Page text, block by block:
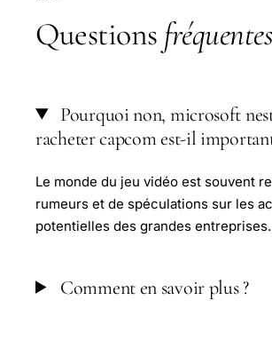
Questions fréquentes
Pourquoi non, microsoft
racheter capcom est-il
Le monde du jeu vidéo est souvent
rumeurs et de spéculations sur les
potentielles des grandes entreprises.
Comment en savoir plus ?